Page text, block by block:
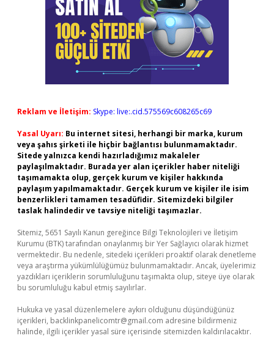
Reklam ve İletişim: Skype: live:.cid.575569c608265c69
Yasal Uyarı: Bu internet sitesi, herhangi bir marka, kurum
veya şahıs şirketi ile hiçbir bağlantısı bulunmamaktadır.
Sitede yalnızca kendi hazırladığımız makaleler
paylaşılmaktadır. Burada yer alan içerikler haber niteliği
taşımamakta olup, gerçek kurum ve kişiler hakkında
paylaşım yapılmamaktadır. Gerçek kurum ve kişiler ile isim
benzerlikleri tamamen tesadüfidir. Sitemizdeki bilgiler
taslak halindedir ve tavsiye niteliği taşımazlar.
Sitemiz, 5651 Sayılı Kanun gereğince Bilgi Teknolojileri ve İletişim
Kurumu (BTK) tarafından onaylanmış bir Yer Sağlayıcı olarak hizmet
vermektedir. Bu nedenle, sitedeki içerikleri proaktif olarak denetleme
veya araştırma yükümlülüğümüz bulunmamaktadır. Ancak, üyelerimiz
yazdıkları içeriklerin sorumluluğunu taşımakta olup, siteye üye olarak
bu sorumluluğu kabul etmiş sayılırlar.
Hukuka ve yasal düzenlemelere aykırı olduğunu düşündüğünüz
içerikleri, backlinkpanelicomtr@gmail.com adresine bildirmeniz
halinde, ilgili içerikler yasal süre içerisinde sitemizden kaldırılacaktır.